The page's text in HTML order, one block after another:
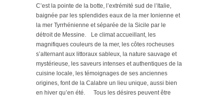
C’est la pointe de la botte, l’extrémité sud de l’Italie,
baignée par les splendides eaux de la mer Ionienne et
la mer Tyrrhénienne et séparée de la Sicile par le
détroit de Messine. Le climat accueillant, les
magnifiques couleurs de la mer, les côtes rocheuses
s’alternant aux littoraux sableux, la nature sauvage et
mystérieuse, les saveurs intenses et authentiques de la
cuisine locale, les témoignages de ses anciennes
origines, font de la Calabre un lieu unique, aussi bien
en hiver qu’en été. Tous les désires peuvent être